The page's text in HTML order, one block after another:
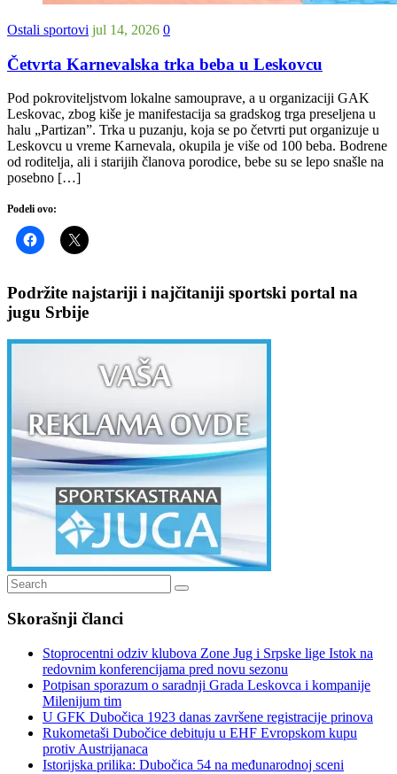
Ostali sportovi jul 14, 2026 0
Četvrta Karnevalska trka beba u Leskovcu
Pod pokroviteljstvom lokalne samouprave, a u organizaciji GAK
Leskovac, zbog kiše je manifestacija sa gradskog trga preseljena u
halu „Partizan”. Trka u puzanju, koja se po četvrti put organizuje u
Leskovcu u vreme Karnevala, okupila je više od 100 beba. Bodrene
od roditelja, ali i starijih članova porodice, bebe su se lepo snašle na
posebno […]
Podeli ovo:
Podržite najstariji i najčitaniji sportski portal na
jugu Srbije
Search
for:
Search
Skorašnji članci
Stoprocentni odziv klubova Zone Jug i Srpske lige Istok na
redovnim konferencijama pred novu sezonu
Potpisan sporazum o saradnji Grada Leskovca i kompanije
Milenijum tim
U GFK Dubočica 1923 danas završene registracije prinova
Rukometaši Dubočice debituju u EHF Evropskom kupu
protiv Austrijanaca
Istorijska prilika: Dubočica 54 na međunarodnoj sceni